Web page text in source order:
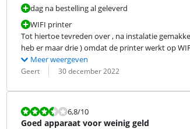
dag na bestelling al geleverd
WIFI printer
Tot hiertoe tevreden over , na instalatie
heb er maar drie ) omdat de printer werkt op
Meer weergeven
Beoordeling door:
Geert
Datum: 30 december 2022
Beoordeling is 6,8 van de 10.
6,8/10
Goed apparaat voor weinig geld